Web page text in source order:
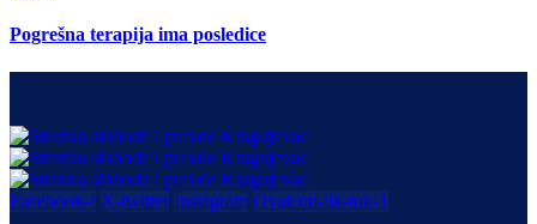
Pogrešna terapija ima posledice
Facebook-f X-twitter Instagram Ovaicon-tik-tok-1